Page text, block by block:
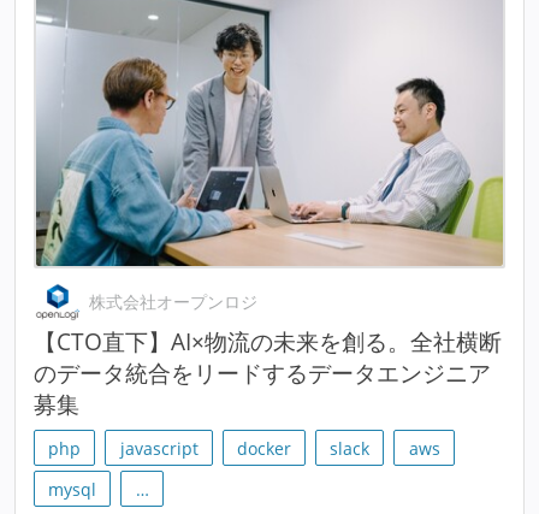
株式会社オープンロジ
【CTO直下】AI×物流の未来を創る。全社横断
のデータ統合をリードするデータエンジニア
募集
php javascript docker slack
aws
mysql
…